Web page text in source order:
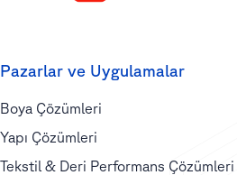
Pazarlar ve Uygulamalar
Boya Çözümleri
Yapı Çözümleri
Tekstil & Deri Performans Çözümleri